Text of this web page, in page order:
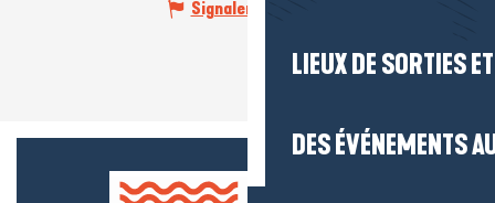
LIEUX DE SORTIES
DES ÉVÉNEMENTS
Signaler une erreur